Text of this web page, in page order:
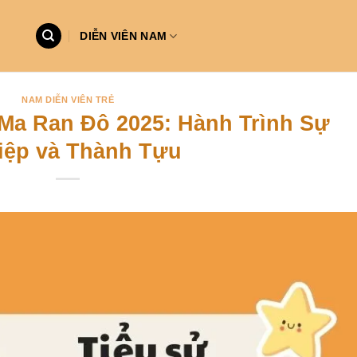
DIỄN VIÊN NAM
NAM DIỄN VIÊN TRẺ
Ran Đô 2025: Hành Trình Sự
và Thành Tựu